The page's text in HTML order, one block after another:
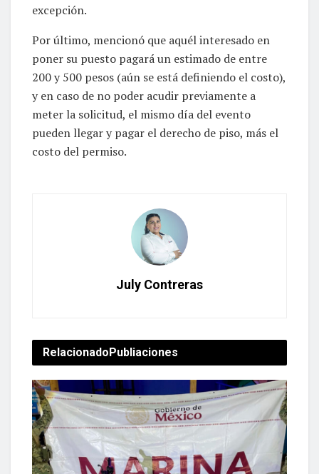
excepción.
Por último, mencionó que aquél interesado en
poner su puesto pagará un estimado de entre
200 y 500 pesos (aún se está definiendo el costo),
y en caso de no poder acudir previamente a
meter la solicitud, el mismo día del evento
pueden llegar y pagar el derecho de piso, más el
costo del permiso.
July Contreras
RelacionadoPubliaciones